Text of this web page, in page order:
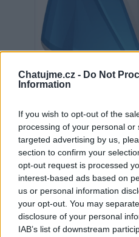
Chatujme.cz - Do Not
Information
If you wish to opt-out of the
processing of your personal
targeted advertising by us,
section to confirm your
opt-out request is processed
interest-based ads based on
us or personal information
your opt-out. You may
disclosure of your personal
IAB’s list of downstream
0
Napsat